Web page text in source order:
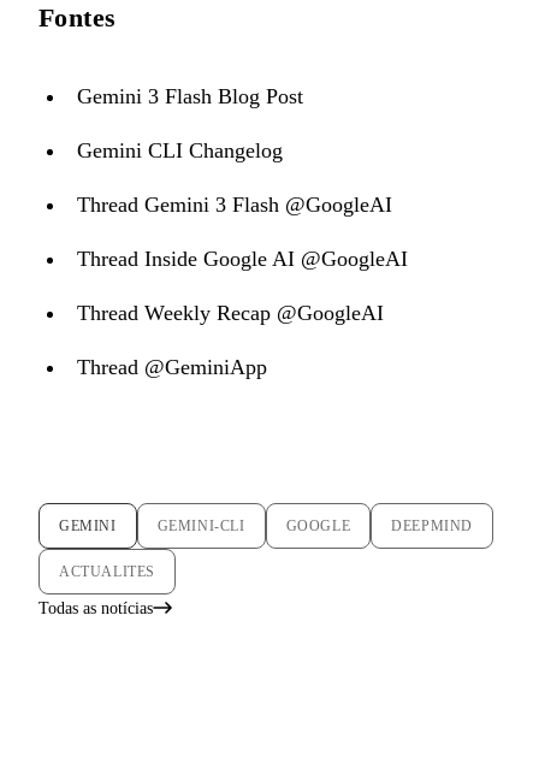
Fontes
Gemini 3 Flash Blog Post
Gemini CLI Changelog
Thread Gemini 3 Flash @GoogleAI
Thread Inside Google AI @GoogleAI
Thread Weekly Recap @GoogleAI
Thread @GeminiApp
GEMINI GEMINI-CLI GOOGLE DEEPMIND
ACTUALITES
Todas as notícias